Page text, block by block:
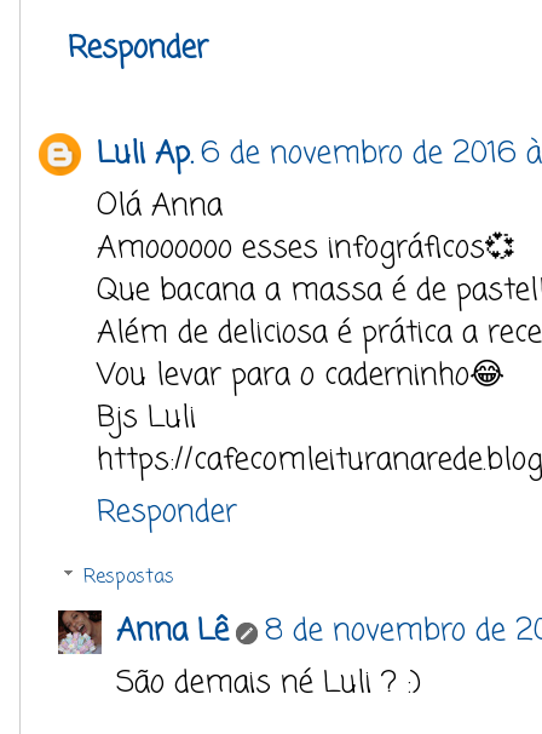
Responder
Luli Ap.6 de novembro de 2016
Olá Anna
Amoooooo esses infográficos💞
Que bacana a massa é de
Além de deliciosa é prática a
Vou levar para o caderninho😂
Bjs Luli
https://
Responder
Respostas
Anna Lê
8 de novembro de
São demais né Luli ? :)